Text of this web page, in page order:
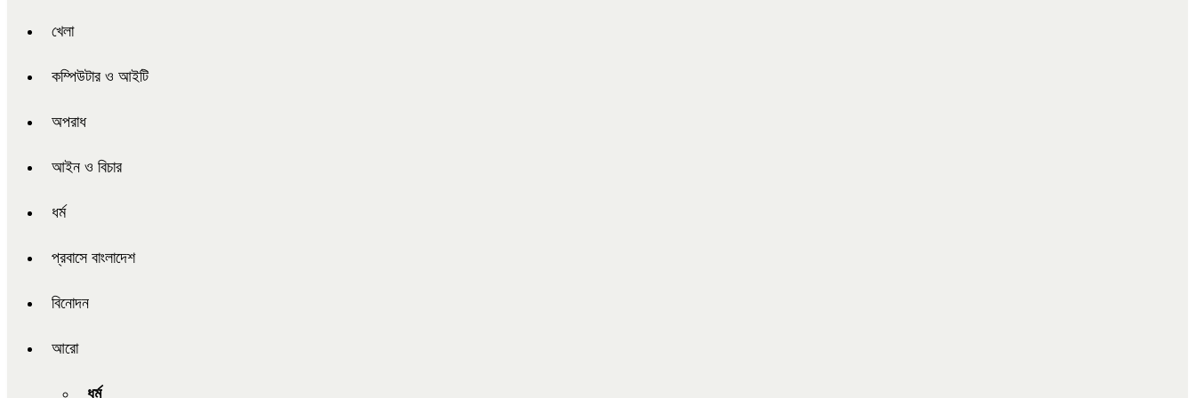
খেলা
কম্পিউটার ও আইটি
অপরাধ
আইন ও বিচার
ধর্ম
প্রবাসে বাংলাদেশ
বিনোদন
আরো
ধর্ম